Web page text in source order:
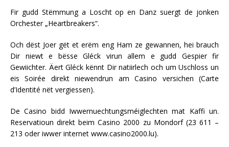
Fir gudd Stëmmung a Loscht op en Danz suergt de jonken
Orchester „Heartbreakers“.
Och dëst Joer gët et erëm eng Ham ze gewannen, hei brauch
Dir niewt e bësse Gléck virun allem e gudd Gespier fir
Gewiichter. Äert Gléck kënnt Dir natiirlech och um Uschloss un
eis Soirée direkt niewendrun am Casino versichen (Carte
d’Identité nët vergiessen).
De Casino bidd Iwwernuechtungsméiglechten mat Kaffi un.
Reservatioun direkt beim Casino 2000 zu Mondorf (23 611 –
213 oder iwwer internet www.casino2000.lu).